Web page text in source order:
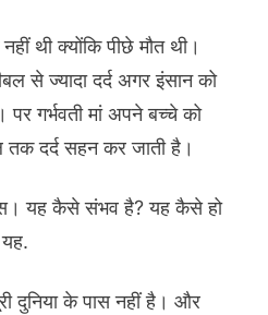
थी क्योंकि पीछे मौत थी।
से ज्यादा दर्द अगर इंसान को
पर गर्भवती मां अपने बच्चे को
दर्द सहन कर जाती है।
यह कैसे संभव है? यह कैसे हो
दुनिया के पास नहीं है। और